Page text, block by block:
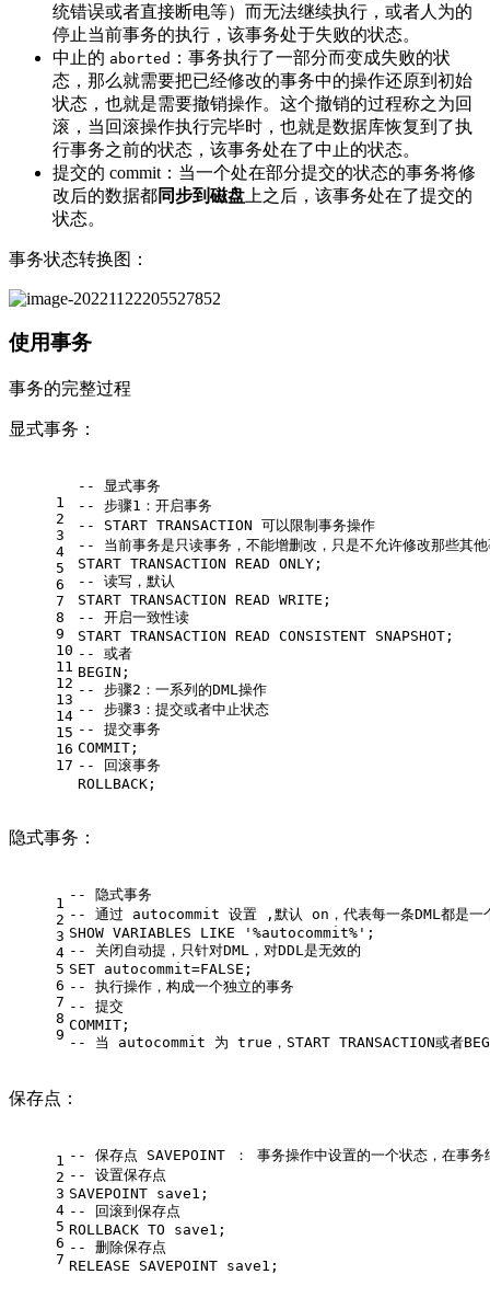
统错误或者直接断电等）而无法继续执行，或者人为的
停止当前事务的执行，该事务处于失败的状态。
中止的 aborted ：事务执行了一部分而变成失败的状
态，那么就需要把已经修改的事务中的操作还原到初始
状态，也就是需要撤销操作。这个撤销的过程称之为回
滚，当回滚操作执行完毕时，也就是数据库恢复到了执
行事务之前的状态，该事务处在了中止的状态。
提交的 commit：当一个处在部分提交的状态的事务将修
改后的数据都同步到磁盘 上之后，该事务处在了提交的
状态。
事务状态转换图：
使用事务
事务的完整过程
显式事务：
1
2
3
4
5
6
7
8
9
10
11
12
13
14
15
16
17
-- 显式事务
-- 步骤1：开启事务
-- START TRANSACTION 可以限制事务操作
-- 当前事务是只读事务，不能增删改，只是不允许修改那些其
START TRANSACTION READ ONLY ;
-- 读写，默认
START TRANSACTION READ WRITE;
-- 开启一致性读
START TRANSACTION READ CONSISTENT SNAPSHOT;
-- 或者
BEGIN ;
-- 步骤2：一系列的DML操作
-- 步骤3：提交或者中止状态
-- 提交事务
COMMIT ;
-- 回滚事务
ROLLBACK ;
隐式事务：
1
2
3
4
5
6
7
8
9
-- 隐式事务
-- 通过 autocommit 设置 ,默认 on，代表每一条DML都是一个
SHOW VARIABLES LIKE '%autocommit%' ;
-- 关闭自动提，只针对DML，对DDL是无效的
SET autocommit=FALSE ;
-- 执行操作，构成一个独立的事务
-- 提交
COMMIT ;
-- 当 autocommit 为 true，START TRANSACTION或者
保存点：
1
2
3
4
5
6
7
-- 保存点 SAVEPOINT ： 事务操作中设置的一个状态，在事务
-- 设置保存点
SAVEPOINT save1;
-- 回滚到保存点
ROLLBACK TO save1;
-- 删除保存点
RELEASE
SAVEPOINT save1;